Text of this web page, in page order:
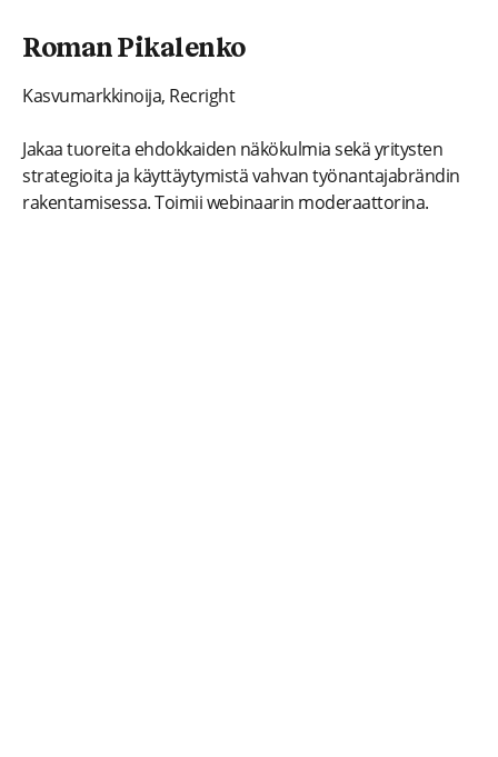
Roman Pikalenko
Kasvumarkkinoija, Recright
Jakaa tuoreita ehdokkaiden näkökulmia sekä yritysten
strategioita ja käyttäytymistä vahvan työnantajabrändin
rakentamisessa. Toimii webinaarin moderaattorina.